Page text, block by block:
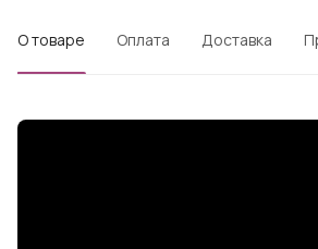
О товаре Оплата Доставка